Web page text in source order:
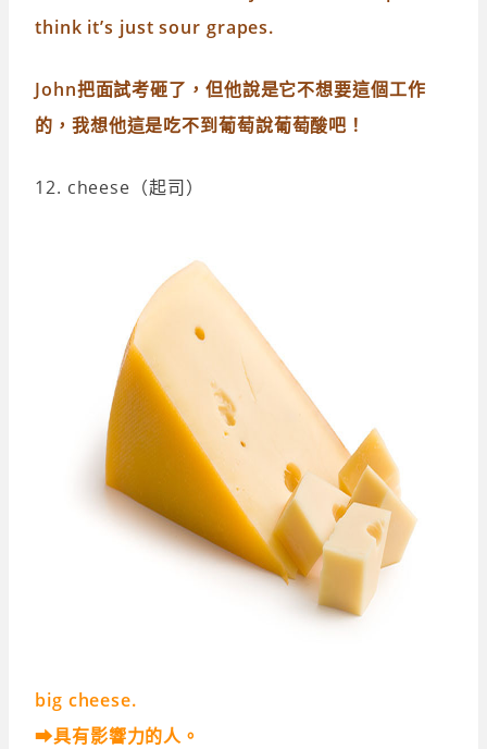
think it’s just sour grapes.
John把面試考砸了，但他說是它不想要這個工作
的，我想他這是吃不到葡萄說葡萄酸吧！
12. cheese（起司）
big cheese.
➡具有影響力的人。